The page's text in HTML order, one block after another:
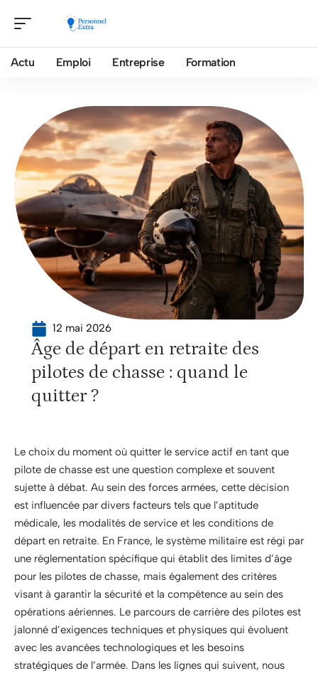
Actu Emploi Entreprise Formation
12 mai 2026
Âge de départ en retraite des
pilotes de chasse : quand le
quitter ?
Le choix du moment où quitter le service actif en tant que
pilote de chasse est une question complexe et souvent
sujette à débat. Au sein des forces armées, cette décision
est influencée par divers facteurs tels que l’aptitude
médicale, les modalités de service et les conditions de
départ en retraite. En France, le système militaire est régi par
une réglementation spécifique qui établit des limites d’âge
pour les pilotes de chasse, mais également des critères
visant à garantir la sécurité et la compétence au sein des
opérations aériennes. Le parcours de carrière des pilotes est
jalonné d’exigences techniques et physiques qui évoluent
avec les avancées technologiques et les besoins
stratégiques de l’armée. Dans les lignes qui suivent, nous